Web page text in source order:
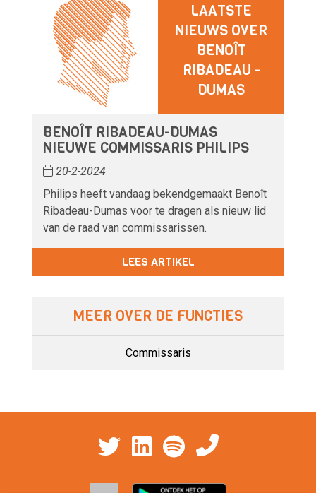
LAATSTE
NIEUWS OVER
BENOÎT
RIBADEAU -
DUMAS
BENOÎT RIBADEAU-DUMAS
NIEUWE COMMISSARIS PHILIPS
20-2-2024
Philips heeft vandaag bekendgemaakt Benoît
Ribadeau-Dumas voor te dragen als nieuw lid
van de raad van commissarissen.
LEES ARTIKEL
MEER OVER DE FUNCTIES
Commissaris